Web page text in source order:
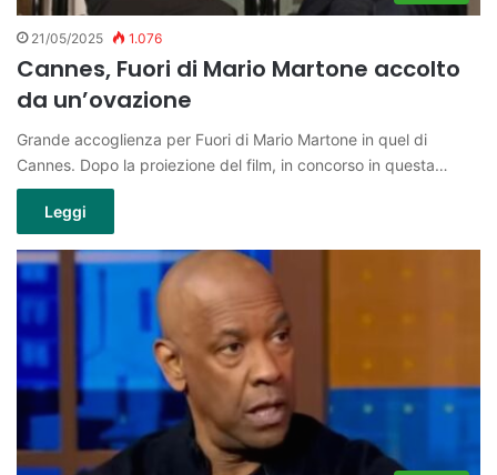
21/05/2025 1.076
Cannes, Fuori di Mario Martone accolto
da un’ovazione
Grande accoglienza per Fuori di Mario Martone in quel di
Cannes. Dopo la proiezione del film, in concorso in questa…
Leggi